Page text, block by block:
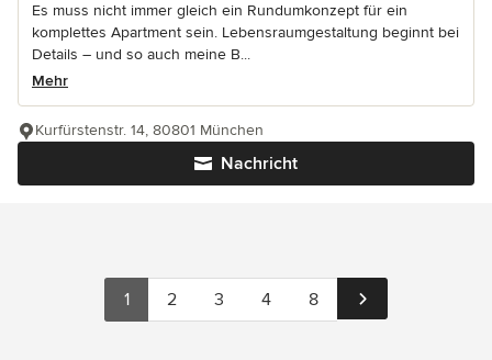
Es muss nicht immer gleich ein Rundumkonzept für ein
komplettes Apartment sein. Lebensraumgestaltung beginnt bei
Details – und so auch meine B...
Mehr
Nachricht
Kurfürstenstr. 14, 80801 München
1 2 3 4 8